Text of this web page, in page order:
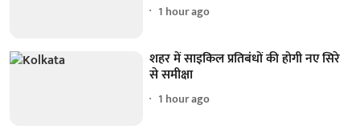
1 hour ago
शहर में साइकिल प्रतिबंधों की होगी नए सिरे
से समीक्षा
1 hour ago